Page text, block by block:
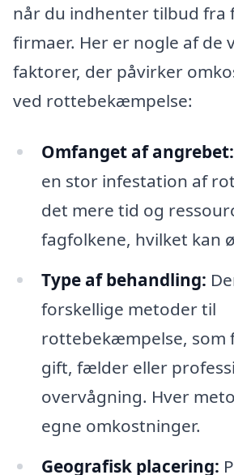
når du indhenter tilbud fra
firmaer. Her er nogle af de
faktorer, der påvirker
ved rottebekæmpelse:
Omfanget af angrebet:
en stor infestation af
det mere tid og
fagfolkene, hvilket kan
Type af behandling:
forskellige metoder til
rottebekæmpelse, som
gift, fælder eller
overvågning. Hver
egne omkostninger.
Geografisk placering: